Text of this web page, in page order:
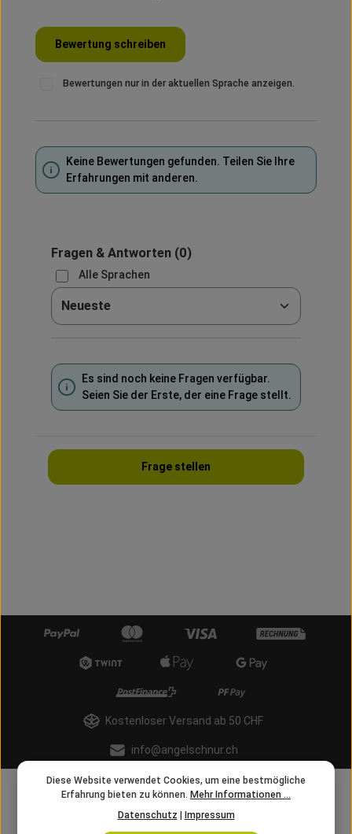
Bewertung schreiben
Bewertungen nur in der aktuellen Sprache anzeigen.
Keine Bewertungen gefunden. Teilen Sie Ihre
Erfahrungen mit anderen.
Fragen & Antworten(0)
Alle Sprachen
Sortieren nach
Es sind noch keine Fragen verfügbar.
Seien Sie der Erste, der eine Frage stellt.
Frage stellen
Kostenloser Versand ab 50 CHF
info@angelschnur.ch
Diese Website verwendet Cookies, um eine bestmögliche
Erfahrung bieten zu können. Mehr Informationen ...
Datenschutz
Impressum